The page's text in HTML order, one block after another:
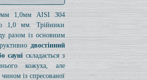
1,0мм AISI 304
1,0 мм. Трійники
разом із основним
двостінний
сауніскладається з
кожуха, але
із спресованої